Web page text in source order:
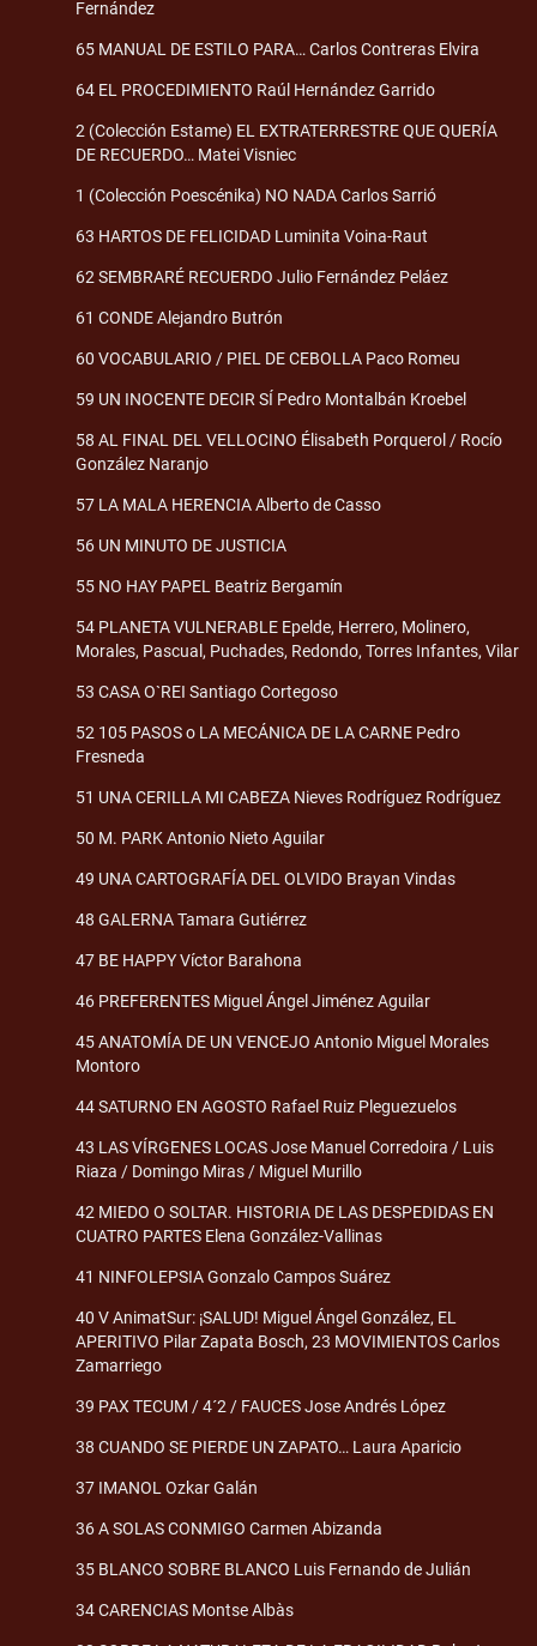
Fernández
65 MANUAL DE ESTILO PARA… Carlos Contreras Elvira
64 EL PROCEDIMIENTO Raúl Hernández Garrido
2 (Colección Estame) EL EXTRATERRESTRE QUE QUERÍA
DE RECUERDO… Matei Visniec
1 (Colección Poescénika) NO NADA Carlos Sarrió
63 HARTOS DE FELICIDAD Luminita Voina-Raut
62 SEMBRARÉ RECUERDO Julio Fernández Peláez
61 CONDE Alejandro Butrón
60 VOCABULARIO / PIEL DE CEBOLLA Paco Romeu
59 UN INOCENTE DECIR SÍ Pedro Montalbán Kroebel
58 AL FINAL DEL VELLOCINO Élisabeth Porquerol / Rocío
González Naranjo
57 LA MALA HERENCIA Alberto de Casso
56 UN MINUTO DE JUSTICIA
55 NO HAY PAPEL Beatriz Bergamín
54 PLANETA VULNERABLE Epelde, Herrero, Molinero,
Morales, Pascual, Puchades, Redondo, Torres Infantes, Vilar
53 CASA O`REI Santiago Cortegoso
52 105 PASOS o LA MECÁNICA DE LA CARNE Pedro
Fresneda
51 UNA CERILLA MI CABEZA Nieves Rodríguez Rodríguez
50 M. PARK Antonio Nieto Aguilar
49 UNA CARTOGRAFÍA DEL OLVIDO Brayan Vindas
48 GALERNA Tamara Gutiérrez
47 BE HAPPY Víctor Barahona
46 PREFERENTES Miguel Ángel Jiménez Aguilar
45 ANATOMÍA DE UN VENCEJO Antonio Miguel Morales
Montoro
44 SATURNO EN AGOSTO Rafael Ruiz Pleguezuelos
43 LAS VÍRGENES LOCAS Jose Manuel Corredoira / Luis
Riaza / Domingo Miras / Miguel Murillo
42 MIEDO O SOLTAR. HISTORIA DE LAS DESPEDIDAS EN
CUATRO PARTES Elena González-Vallinas
41 NINFOLEPSIA Gonzalo Campos Suárez
40 V AnimatSur: ¡SALUD! Miguel Ángel González, EL
APERITIVO Pilar Zapata Bosch, 23 MOVIMIENTOS Carlos
Zamarriego
39 PAX TECUM / 4´2 / FAUCES Jose Andrés López
38 CUANDO SE PIERDE UN ZAPATO… Laura Aparicio
37 IMANOL Ozkar Galán
36 A SOLAS CONMIGO Carmen Abizanda
35 BLANCO SOBRE BLANCO Luis Fernando de Julián
34 CARENCIAS Montse Albàs